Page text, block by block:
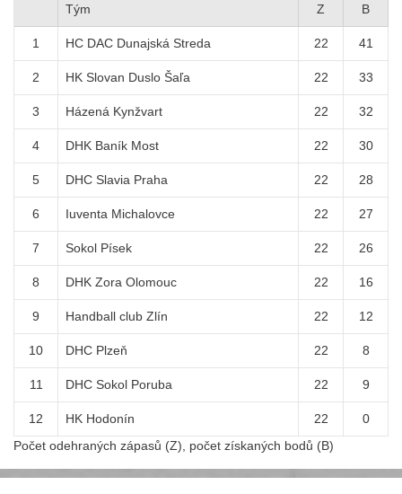
Tým Z B
1 HC DAC Dunajská Streda 22 41
2 HK Slovan Duslo Šaľa 22 33
3 Házená Kynžvart 22 32
4 DHK Baník Most 22 30
5 DHC Slavia Praha 22 28
6 Iuventa Michalovce 22 27
7 Sokol Písek 22 26
8 DHK Zora Olomouc 22 16
9 Handball club Zlín 22 12
10 DHC Plzeň 22 8
11 DHC Sokol Poruba 22 9
12 HK Hodonín 22
0
Počet odehraných zápasů (Z), počet získaných bodů (B)